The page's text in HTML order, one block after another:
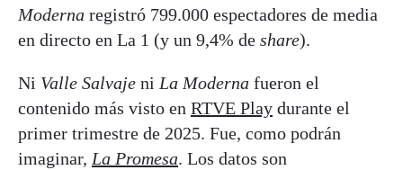
Moderna registró 799.000 espectadores de media
en directo en La 1 (y un 9,4% de share).
Ni Valle Salvaje ni La Moderna fueron el
contenido más visto en RTVE Play durante el
primer trimestre de 2025. Fue, como podrán
imaginar, La Promesa. Los datos son